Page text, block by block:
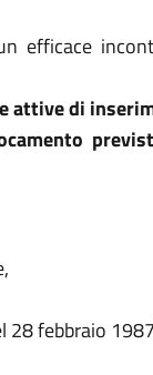
efficace
attive di
28 febbraio